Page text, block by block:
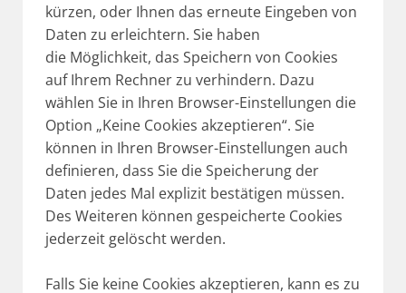
kürzen, oder Ihnen das erneute Eingeben von
Daten zu erleichtern. Sie haben
die Möglichkeit, das Speichern von Cookies
auf Ihrem Rechner zu verhindern. Dazu
wählen Sie in Ihren Browser-Einstellungen die
Option „Keine Cookies akzeptieren“. Sie
können in Ihren Browser-Einstellungen auch
definieren, dass Sie die Speicherung der
Daten jedes Mal explizit bestätigen müssen.
Des Weiteren können gespeicherte Cookies
jederzeit gelöscht werden.
Falls Sie keine Cookies akzeptieren, kann es zu